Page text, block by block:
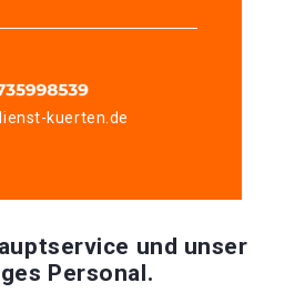
kuerten.de
und unser
Personal.